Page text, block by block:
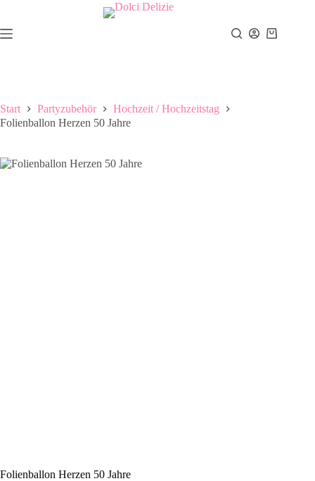
springen
Warenkorb
Start Partyzubehör
Hochzeit / Hochzeitstag
Folienballon Herzen 50 Jahre
Folienballon Herzen 50 Jahre